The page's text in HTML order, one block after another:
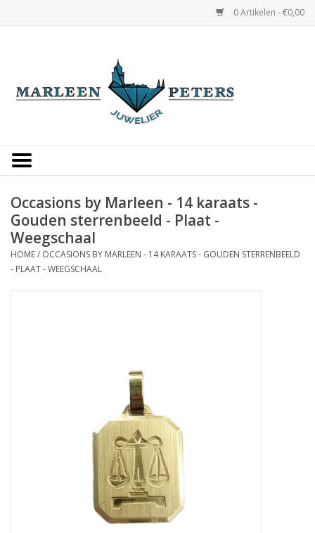
0 Artikelen - €0,00
Occasions
Trouwringen
Occasions by Marleen - 14 karaats -
Gouden sterrenbeeld - Plaat -
Weegschaal
HOME/ OCCASIONS BY MARLEEN - 14 KARAATS - GOUDEN STERRENBEELD
- PLAAT - WEEGSCHAAL